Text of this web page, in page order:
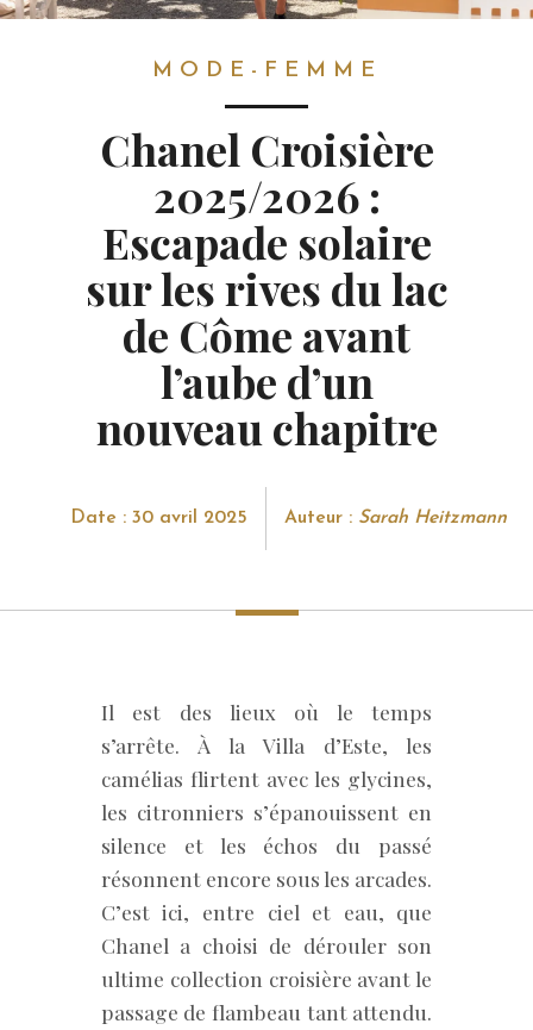
MODE-FEMME
Chanel Croisière
2025/2026 :
Escapade solaire
sur les rives du lac
de Côme avant
l’aube d’un
nouveau chapitre
Date : 30 avril 2025 Auteur : Sarah Heitzmann
Il est des lieux où le temps
s’arrête. À la Villa d’Este, les
camélias flirtent avec les glycines,
les citronniers s’épanouissent en
silence et les échos du passé
résonnent encore sous les arcades.
C’est ici, entre ciel et eau, que
Chanel a choisi de dérouler son
ultime collection croisière avant le
passage de flambeau tant attendu.